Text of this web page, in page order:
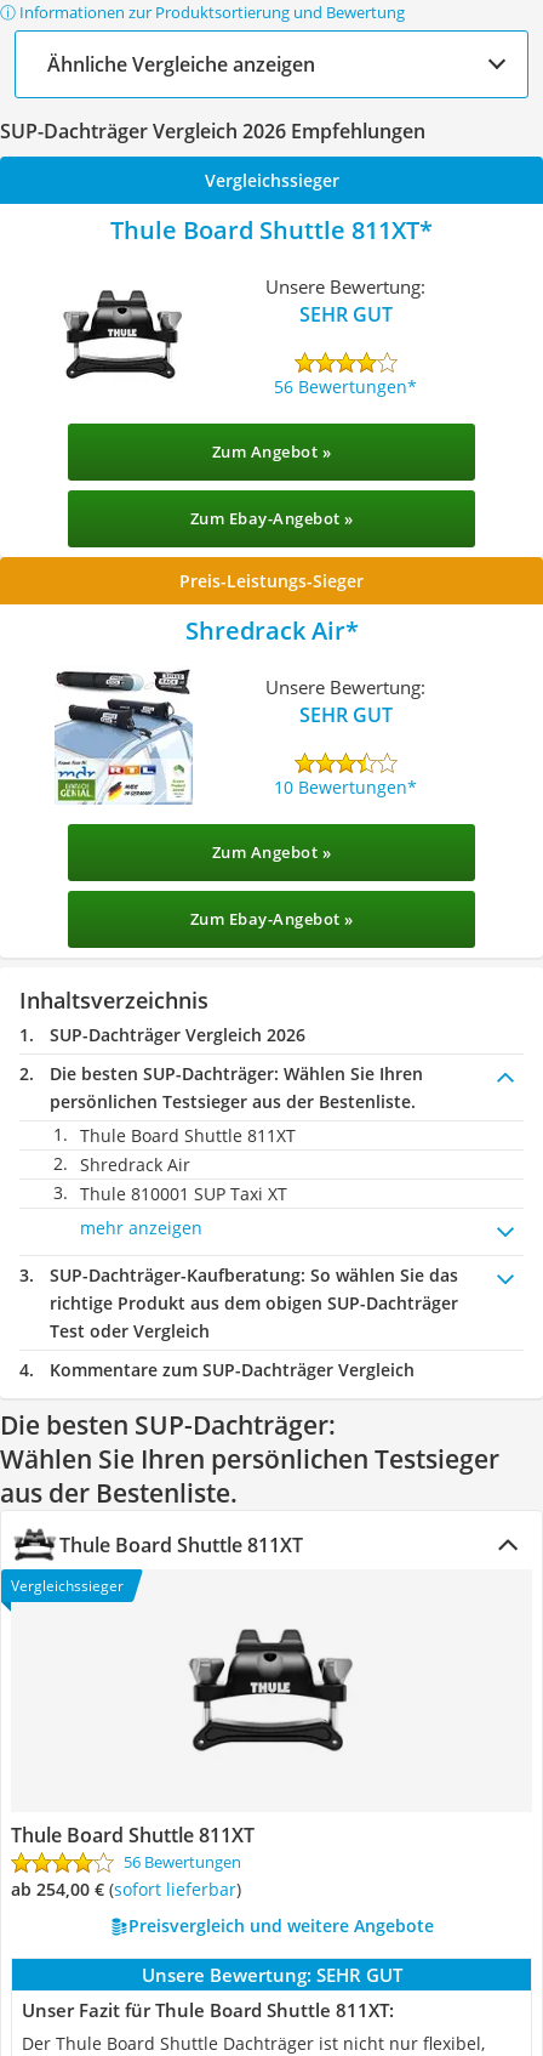
ⓘ Informationen zur Produktsortierung und Bewertung
Ähnliche Vergleiche anzeigen
SUP-Dachträger Vergleich 2026 Empfehlungen
Vergleichssieger
Thule Board Shuttle 811XT
Unsere Bewertung:
SEHR GUT
56 Bewertungen
Zum Angebot »
Zum Ebay-Angebot »
Preis-Leistungs-Sieger
Shredrack Air
Unsere Bewertung:
SEHR GUT
10 Bewertungen
Zum Angebot »
Zum Ebay-Angebot »
Inhaltsverzeichnis
SUP-Dachträger Vergleich 2026
Die besten SUP-Dachträger: Wählen Sie Ihren
persönlichen Testsieger aus der Bestenliste.
Thule Board Shuttle 811XT
Shredrack Air
Thule 810001 SUP Taxi XT
mehr anzeigen
SUP-Dachträger-Kaufberatung: So wählen Sie das
richtige Produkt aus dem obigen SUP-Dachträger
Test oder Vergleich
Kommentare zum SUP-Dachträger Vergleich
Die besten SUP-Dachträger:
Wählen Sie Ihren persönlichen Testsieger
aus der Bestenliste.
Thule Board Shuttle 811XT
Vergleichssieger
Thule Board Shuttle 811XT
56 Bewertungen
ab 254,00 € ( Sofort lieferbar)
Preisvergleich und weitere Angebote
Unsere Bewertung: SEHR GUT
Unser Fazit für Thule Board Shuttle 811XT:
Der Thule Board Shuttle Dachträger ist nicht nur flexibel,